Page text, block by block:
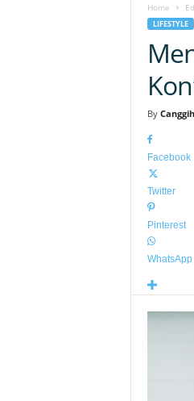
Home
LIFESTYLE
By
Facebook
Twitter
Pinterest
WhatsApp